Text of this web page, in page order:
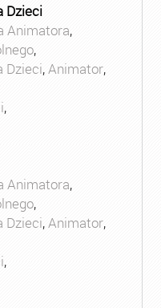
Dzieci
Animatora,
,
Dzieci,Animator,
,
Animatora,
,
Dzieci,Animator,
,